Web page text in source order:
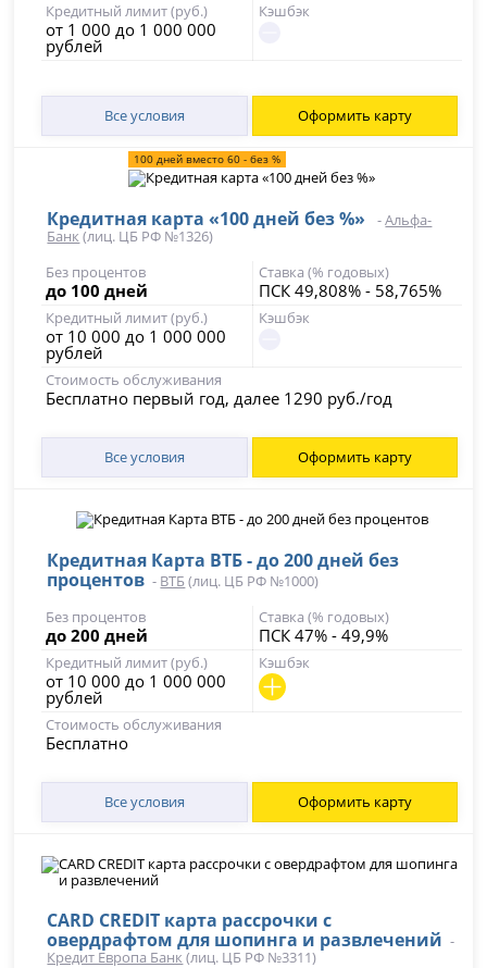
Кредитный лимит (руб.)
от 1 000 до 1 000 000
рублей
Кэшбэк
Все условия Оформить карту
100 дней вместо 60 - без %
Кредитная карта «100 дней без %» -Альфа-
Банк (лиц. ЦБ РФ №1326)
Без процентов
до 100 дней
Ставка (% годовых)
ПСК 49,808% - 58,765%
Кредитный лимит (руб.)
от 10 000 до 1 000 000
рублей
Кэшбэк
Стоимость обслуживания
Бесплатно первый год, далее 1290 руб./год
Все условия Оформить карту
Кредитная Карта ВТБ - до 200 дней без
процентов - ВТБ(лиц. ЦБ РФ №1000)
Без процентов
до 200 дней
Ставка (% годовых)
ПСК 47% - 49,9%
Кредитный лимит (руб.)
от 10 000 до 1 000 000
рублей
Кэшбэк
Стоимость обслуживания
Бесплатно
Все условия Оформить карту
CARD CREDIT карта рассрочки с
овердрафтом для шопинга и развлечений -
Кредит Европа Банк (лиц. ЦБ РФ №3311)